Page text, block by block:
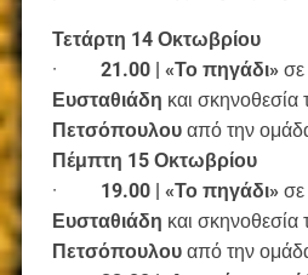
Τετάρτη 14 Οκτωβρίου
· 21.00 | «Το πηγάδι»σε
Ευσταθιάδη και σκηνοθεσία
Πετσόπουλουαπό την
Πέμπτη 15 Οκτωβρίου
· 19.00 | «Το πηγάδι»σε
Ευσταθιάδη και σκηνοθεσία
Πετσόπουλουαπό την